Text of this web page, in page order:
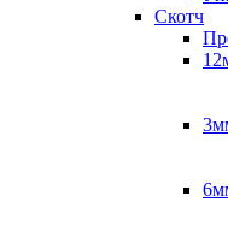
Скотч